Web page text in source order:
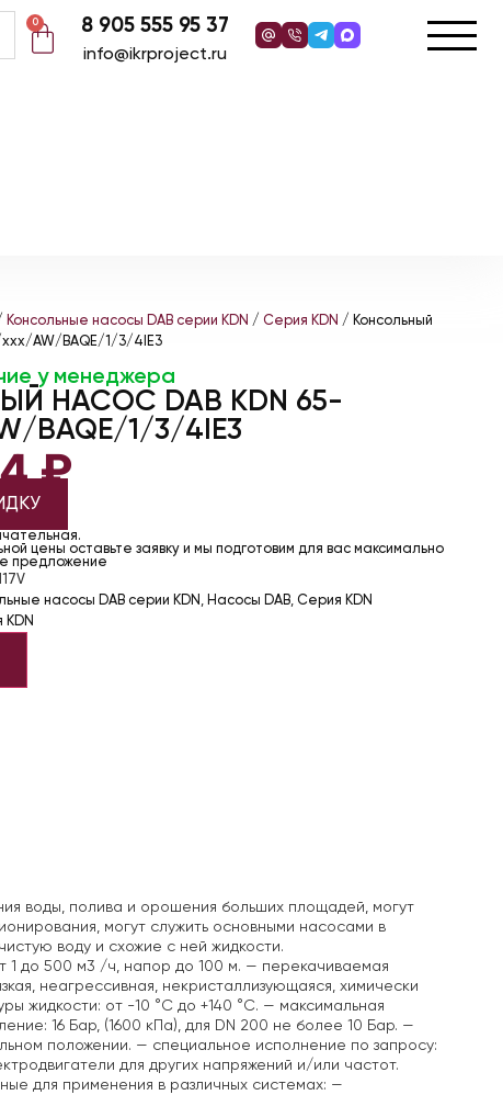
0 8 905 555 95 37
info@ikrproject.ru
Консольные насосы DAB серии KDN / Серия KDN / Консольный
xxx/AW/BAQE/1/3/4IE3
у менеджера
НАСОС DAB KDN 65-
BAQE/1/3/4IE3
₽
цены оставьте заявку и мы подготовим для вас максимально
предложение
насосы DAB серии KDN , Насосы DAB, Серия KDN
воды, полива и орошения больших площадей, могут
могут служить основными насосами в
воду и схожие с ней жидкости.
1 до 500 м3 /ч, напор до 100 м. — перекачиваемая
неагрессивная, некристаллизующаяся, химически
жидкости: от -10 °C до +140 °C. — максимальная
16 Бар, (1600 кПа), для DN 200 не более 10 Бар. —
положении. — специальное исполнение по запросу:
для других напряжений и/или частот.
для применения в различных системах: —